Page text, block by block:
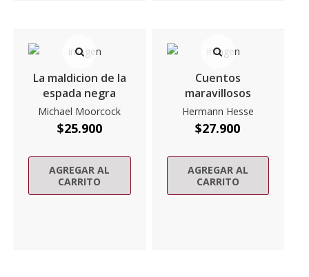
La maldicion de la
espada negra
Michael Moorcock
$25.900
AGREGAR AL
CARRITO
Cuentos
maravillosos
Hermann Hesse
$27.900
AGREGAR AL
CARRITO